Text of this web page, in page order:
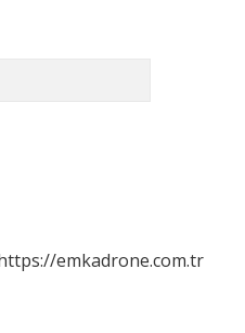
emkadrone.com.tr